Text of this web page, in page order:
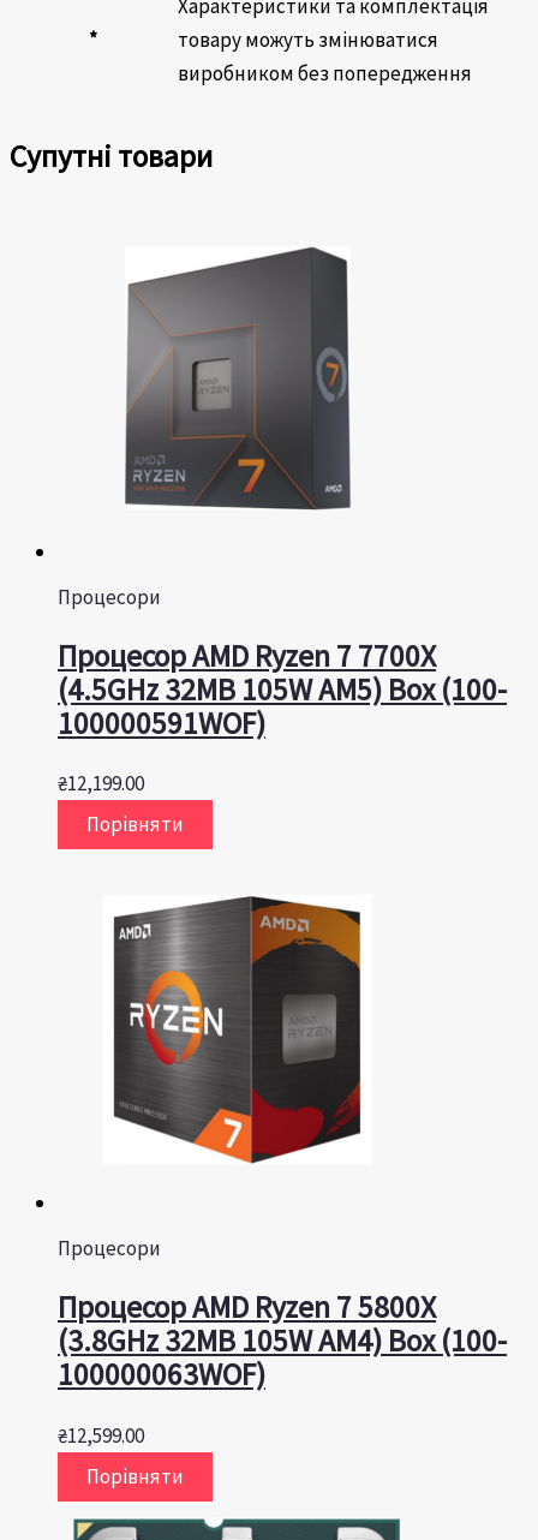
*
Характеристики та комплектація
товару можуть змінюватися
виробником без попередження
Супутні товари
Процесори
Процесор AMD Ryzen 7 7700X
(4.5GHz 32MB 105W AM5) Box (100-
100000591WOF)
₴12,199.00
Порівняти
Процесори
Процесор AMD Ryzen 7 5800X
(3.8GHz 32MB 105W AM4) Box (100-
100000063WOF)
₴12,599.00
Порівняти